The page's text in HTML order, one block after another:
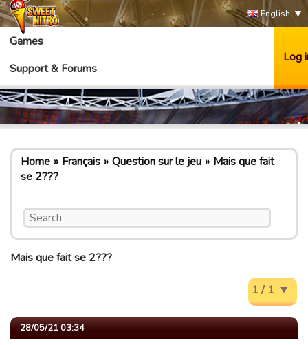
English
Games
Support & Forums
Log
Home Français Question sur le jeu
Mais que fait
se 2???
Mais que fait se 2???
1 / 1
28/05/21 03:34